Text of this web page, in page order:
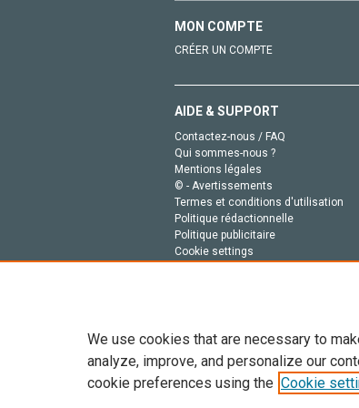
MON COMPTE
CRÉER UN COMPTE
AIDE & SUPPORT
Contactez-nous / FAQ
Qui sommes-nous ?
Mentions légales
© - Avertissements
Termes et conditions d'utilisation
Politique rédactionnelle
Politique publicitaire
Cookie settings
Tout le contenu de ce site: Copyright
de données, a la formation en IA et
We use cookies that are necessary to
analyze, improve, and personalize our
cookie preferences using the Cookie